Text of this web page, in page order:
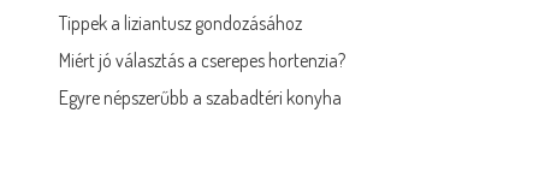
Tippek a liziantusz gondozásához
Miért jó választás a cserepes hortenzia?
Egyre népszerűbb a szabadtéri konyha